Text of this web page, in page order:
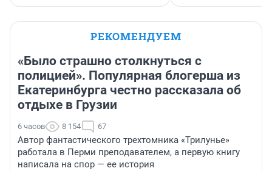
РЕКОМЕНДУЕМ
«Было страшно столкнуться с
полицией». Популярная блогерша из
Екатеринбурга честно рассказала об
отдыхе в Грузии
6 часов 8 154 67
Автор фантастического трехтомника «Трилунье»
работала в Перми преподавателем, а первую книгу
написала на спор — ее история